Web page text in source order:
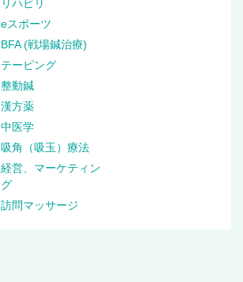
リハビリ
eスポーツ
BFA (戦場鍼治療)
テーピング
整動鍼
漢方薬
中医学
吸角（吸玉）療法
経営、マーケティン
グ
訪問マッサージ